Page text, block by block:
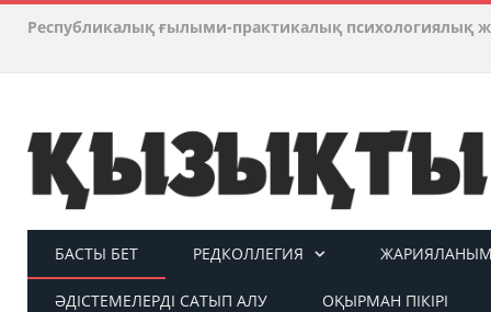
Республикалық ғылыми-практикалық психологиялық
БАСТЫ БЕТ РЕДКОЛЛЕГИЯ ЖАРИЯЛАНЫМ
ӘДІСТЕМЕЛЕРДІ САТЫП АЛУ ОҚЫРМАН ПІКІРІ